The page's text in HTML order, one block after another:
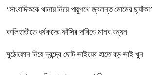
‘সাংবাদিককে থানায় নিয়ে পায়ুপথে জ্বলন্ত মোমের ছ্যাঁকা’
কালিহাতীতে ধর্ষকদের ফাঁসির দাবিতে মানব বন্ধন
মুঠোফোন নিয়ে দ্বন্দ্বে ছোট ভাইয়ের হাতে বড় ভাই খুন